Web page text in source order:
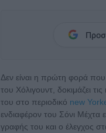
Δεν είναι η πρώτη φορά
του Χόλιγουντ, δοκιμάζει
του στο περιοδικό new
ενδιαφέρον του Σόνι
γραφής του και ο έλεγχος